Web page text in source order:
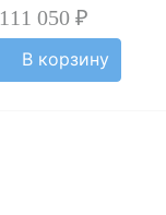
111 050 ₽
В корзину